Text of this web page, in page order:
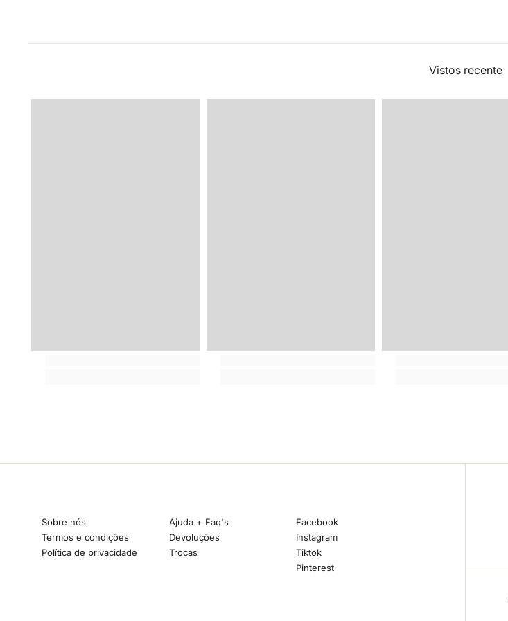
Vistos recente
Sobre nós
Termos e condições
Política de privacidade
Ajuda + Faq's
Devoluções
Trocas
Facebook
Instagram
Tiktok
Pinterest